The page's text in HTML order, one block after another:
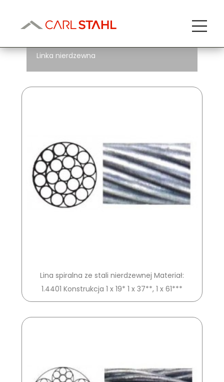
Linka nierdzewna
Linka nierdzewna
Lina spiralna ze stali nierdzewnej Materiał:
1.4401 Konstrukcja 1 x 19* 1 x 37**, 1 x 61***